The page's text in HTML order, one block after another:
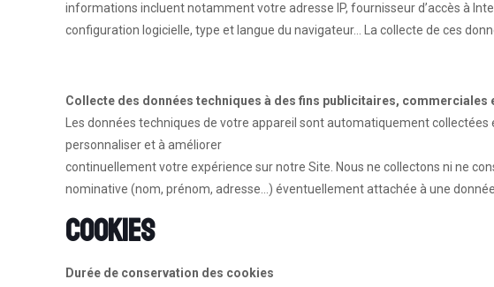
informations incluent notamment votre adresse IP, fournisseur d’accès à
configuration logicielle, type et langue du navigateur… La collecte de ces
Collecte des données techniques à des fins publicitaires, commerciales
Les données techniques de votre appareil sont automatiquement
personnaliser et à améliorer
continuellement votre expérience sur notre Site. Nous ne collectons ni ne
nominative (nom, prénom, adresse…) éventuellement attachée à une
Cookies
Durée de conservation des cookies